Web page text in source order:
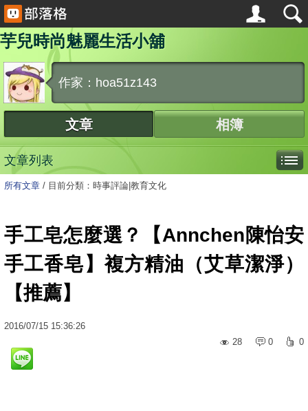
芋兒時尚魅麗生活小舖
作家：hoa51z143
文章 相簿
文章列表
所有文章 / 目前分類：時事評論|教育文化
手工皂怎麼選？【Annchen陳怡安
手工香皂】複方精油（艾草潔淨）
【推薦】
2016/07/15 15:36:26
28
0 0